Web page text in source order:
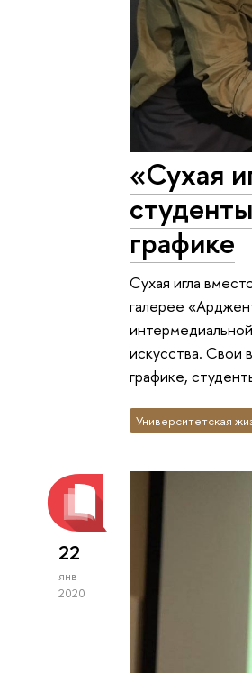
«Сухая
графике
Сухая игла
галерее
искусства. Свои
графике,
Университетская
22
янв
2020